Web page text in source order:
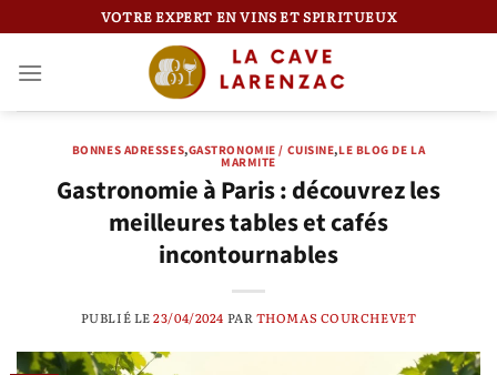
au
contenu
VOTRE EXPERT EN VINS ET SPIRITUEUX
BONNES ADRESSES,GASTRONOMIE / CUISINE,LE BLOG DE LA
MARMITE
Gastronomie à Paris : découvrez les
meilleures tables et cafés
incontournables
PUBLIÉ LE23/04/2024 PAR THOMAS COURCHEVET